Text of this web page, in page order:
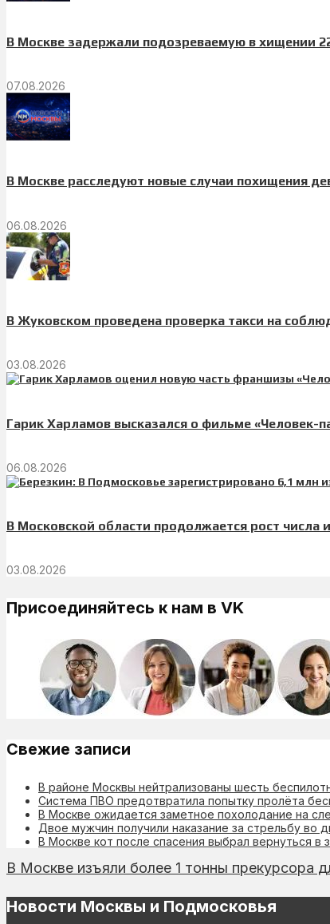
В Москве задержали подозреваемую в хищении
07.08.2026
В Москве расследуют новые случаи похищения
06.08.2026
В Жуковском проведена проверка такси на
03.08.2026
Гарик Харламов высказался о фильме «Человек-
06.08.2026
В Московской области продолжается рост числа
03.08.2026
Присоединяйтесь к нам в VK
Свежие записи
В районе Москвы нейтрализованы шесть
Система ПВО предотвратила попытку пролёта
В Москве ожидается заметное похолодание на
Двое мужчин получили наказание за стрельбу во
В Москве кот после спасения выбрал вернуться в
В Москве изъяли более 1 тонны прекурсора
Новости Москвы и Подмосковья